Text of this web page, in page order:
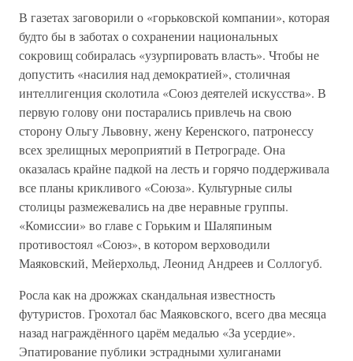
В газетах заговорили о «горьковской компании», которая
будто бы в заботах о сохранении национальных
сокровищ собиралась «узурпировать власть». Чтобы не
допустить «насилия над демократией», столичная
интеллигенция сколотила «Союз деятелей искусства». В
первую голову они постарались привлечь на свою
сторону Ольгу Львовну, жену Керенского, патронессу
всех зрелищных мероприятий в Петрограде. Она
оказалась крайне падкой на лесть и горячо поддерживала
все планы крикливого «Союза». Культурные силы
столицы размежевались на две неравные группы.
«Комиссии» во главе с Горьким и Шаляпиным
противостоял «Союз», в котором верховодили
Маяковский, Мейерхольд, Леонид Андреев и Соллогуб.
Росла как на дрожжах скандальная известность
футуристов. Грохотал бас Маяковского, всего два месяца
назад награждённого царём медалью «За усердие».
Эпатирование публики эстрадными хулиганами